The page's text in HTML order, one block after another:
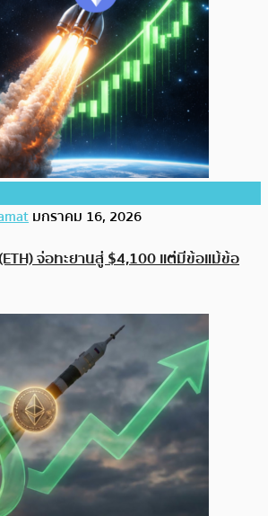
มกราคม 16, 2026
จ่อทะยานสู่ $4,100 แต่มีข้อแม้ข้อ